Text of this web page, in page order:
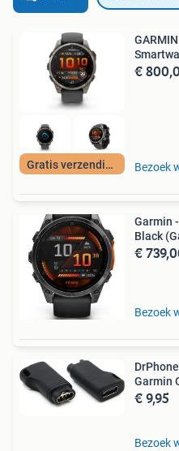
Gratis verzending
€
Bezoek
Garmin
Black
€
Bezoek
Garmin
€ 9,95
Bezoek